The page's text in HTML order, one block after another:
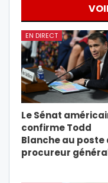
EN DIRECT
Le Sénat
confirme Todd
Blanche au poste
procureur